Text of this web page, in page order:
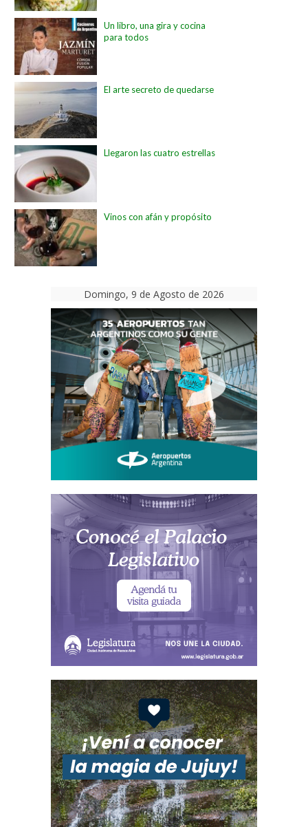
Un libro, una gira y cocina
para todos
El arte secreto de quedarse
Llegaron las cuatro estrellas
Vinos con afán y propósito
Domingo, 9 de Agosto de 2026